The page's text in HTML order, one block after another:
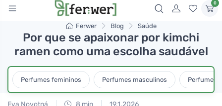
0
Ferwer Blog Saúde
Por que se apaixonar por kimchi
ramen como uma escolha saudável
Perfumes femininos Perfumes masculinos Perfumes
Eva Novotná 8 min 19.1.2026